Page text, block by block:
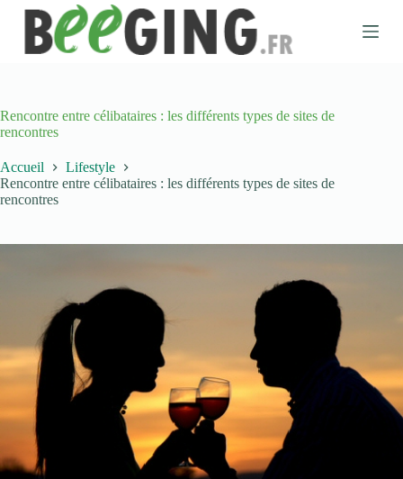
a
u
o
n
t
u
Rencontre entre célibataires : les différents types de sites de
rencontres
Accueil
Lifestyle
Rencontre entre célibataires : les différents types de sites de
rencontres